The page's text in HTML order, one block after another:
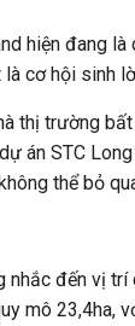
hiện đang
cơ hội sinh
thị trường
án STC
thể bỏ
nhắc đến vị
mô